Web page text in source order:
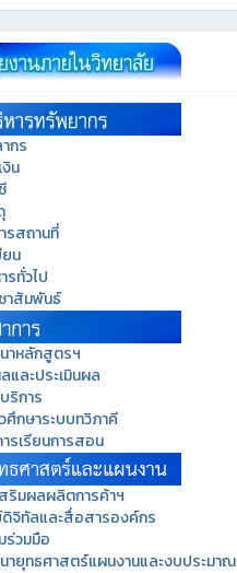
กร
งิน
รสถานที่
ยน
รทั่วไป
าสัมพันธ์
าหลักสูตรฯ
และประเมินผล
ริการ
ศึกษาระบบทวิภาคี
รเรียนการสอน
ริมผลผลิตการค้าฯ
จิทัลและสื่อสารองค์กร
ร่วมมือ
ยุทธศาสตร์แผนงานและงบประมาณ